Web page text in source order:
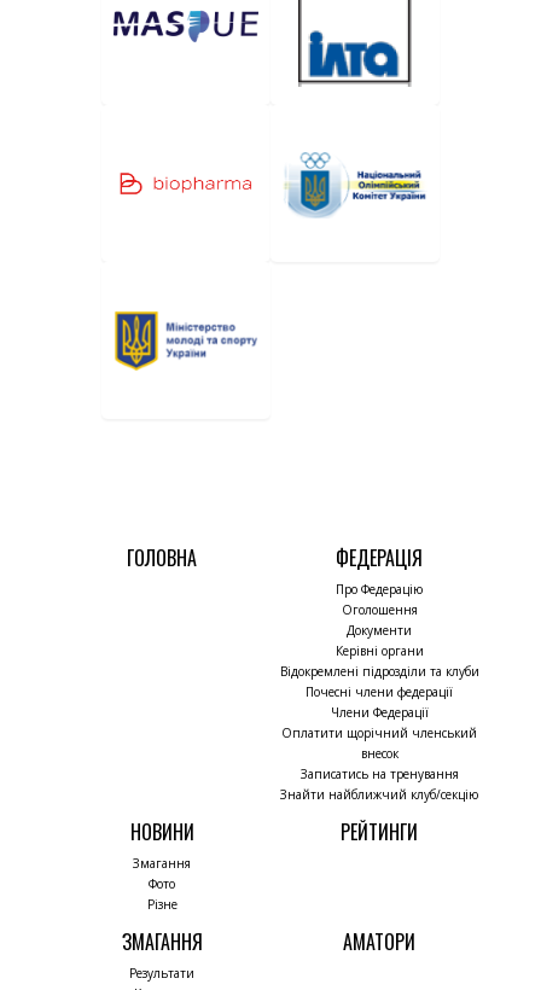
ГОЛОВНА ФЕДЕРАЦІЯ
Про Федерацію
Оголошення
Документи
Керівні органи
Відокремлені підрозділи та клуби
Почесні члени федерації
Члени Федерації
Оплатити щорічний членський
внесок
Записатись на тренування
Знайти найближчий клуб/секцію
НОВИНИ
Змагання
Фото
Різне
РЕЙТИНГИ
ЗМАГАННЯ
Результати
АМАТОРИ